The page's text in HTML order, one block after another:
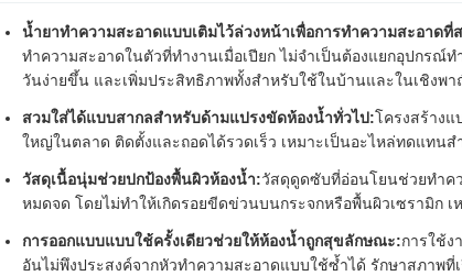
น้ำยาทำความสะอาดแบบเติมไว้ล่วงหน้าเพื่อการทำความสะอาดที่
ทำความสะอาดในตัวที่ทำงานเมื่อเปียก ไม่จำเป็นต้องแยกอุปกร
วันง่ายขึ้น และเพิ่มประสิทธิภาพทั้งสำหรับใช้ในบ้านและในเชิงพ
สวมใส่ได้แบบสากลสำหรับด้ามแปรงขัดห้องน้ำทั่วไป:โครงสร้าง
ใหญ่ในตลาด ติดตั้งและถอดได้รวดเร็ว เหมาะเป็นอะไหล่ทดแทน
วัสดุเนื้อนุ่มช่วยปกป้องพื้นผิวห้องน้ำ:วัสดุดูดซับที่อ่อนโยนช่วยทำค
หมดจด โดยไม่ทำให้เกิดรอยขีดข่วนบนกระจกหรือพื้นผิวเซรามิก
การออกแบบแบบใช้ครั้งเดียวช่วยให้ห้องน้ำถูกสุขลักษณะ:การใช้ง
อันไม่พึงประสงค์จากหัวทำความสะอาดแบบใช้ซ้ำได้ รักษาสภาพ